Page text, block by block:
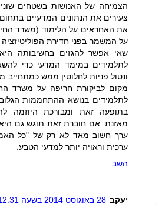
הצמיחה של האנושות בשטחים
צעירים את הנתונים המדעיים
את האחראים על הלימוד (משרד
על המשמר בפני חדירת
שאי אפשר להגזים בחשיבותה
לתלמידים במימד המדעי כדי
ונטול פניות לחלוטין ממש כמתחייב
מקום לביקורת חריפה על משרד
לתלמידים בנושא ההתחממות
בתופעה זאת ומבורכת היוזמה
מאזנת. אם חוברת זאת תוגש גם
ערך חשוב מאד לא רק של "כל
ערכית וראויה יותר למדעי הטבע.
השב
יעקב 28 באוגוסט 2014 בשעה 12:31